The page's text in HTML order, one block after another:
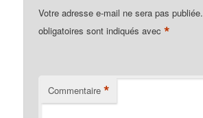
Votre adresse e-mail ne sera pas publiée.
obligatoires sont indiqués avec*
Commentaire *